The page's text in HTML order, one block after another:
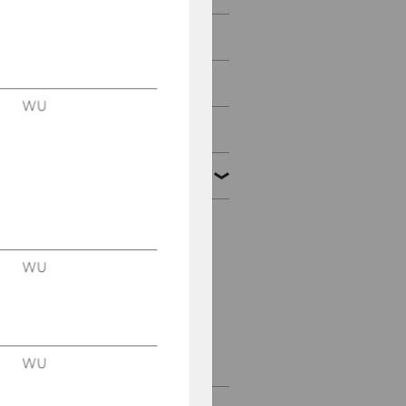
pictures
WU
WU
WU